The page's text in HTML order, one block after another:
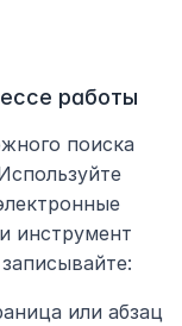
работы
поиска
инструмент
или абзац